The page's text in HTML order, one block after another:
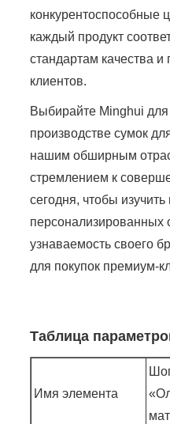
конкурентоспособные
каждый продукт
стандартам качества
клиентов.
Выбирайте Minghui
производстве сумок
нашим обширным
стремлением к
сегодня, чтобы
персонализированных
узнаваемость своего
для покупок премиум-
Таблица
Имя элемента